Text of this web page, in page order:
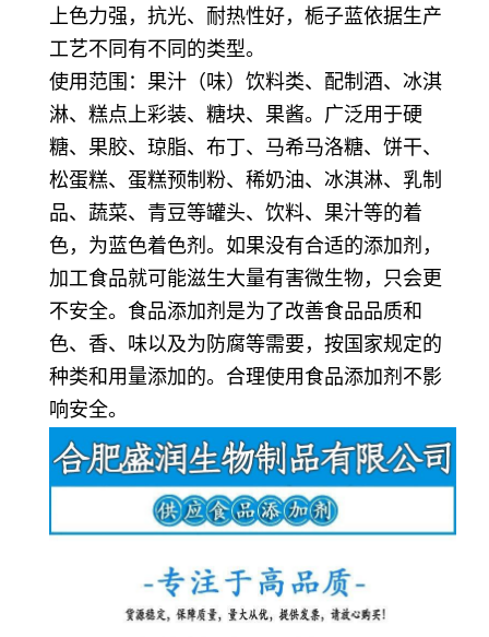
上色力强，抗光、耐热性好，栀子蓝依据生产
工艺不同有不同的类型。
使用范围：果汁（味）饮料类、配制酒、冰淇
淋、糕点上彩装、糖块、果酱。 广泛用于硬
糖、果胶、琼脂、布丁、马希马洛糖、饼干、
松蛋糕、蛋糕预制粉、稀奶油、冰淇淋、乳制
品、蔬菜、青豆等罐头、饮料、果汁等的着
色，为蓝色着色剂。如果没有合适的添加剂，
加工食品就可能滋生大量有害微生物，只会更
不安全。食品添加剂是为了改善食品品质和
色、香、味以及为防腐等需要，按国家规定的
种类和用量添加的。合理使用食品添加剂不影
响安全。